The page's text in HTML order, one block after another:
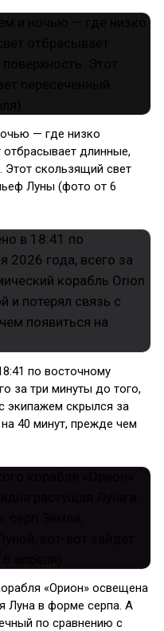
— где низко
длинные,
Этот скользящий свет
Луны (фото от 6
по восточному
за три минуты до того,
экипажем скрылся за
40 минут, прежде чем
«Орион» освещена
Луна в форме серпа. А
по сравнению с